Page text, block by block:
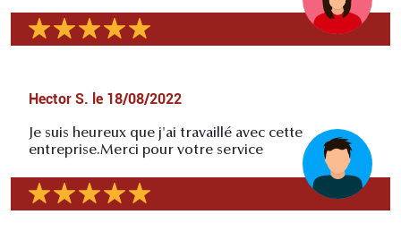
Hector S. le 18/08/2022
Je suis heureux que j'ai travaillé avec cette
entreprise.Merci pour votre service